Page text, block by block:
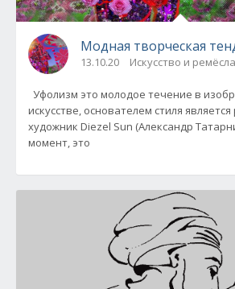
13.10.20 Искусство и ремёсла
Уфолизм это молодое течение в
искусстве, основателем стиля является
художник Diezel Sun (Александр
момент, это